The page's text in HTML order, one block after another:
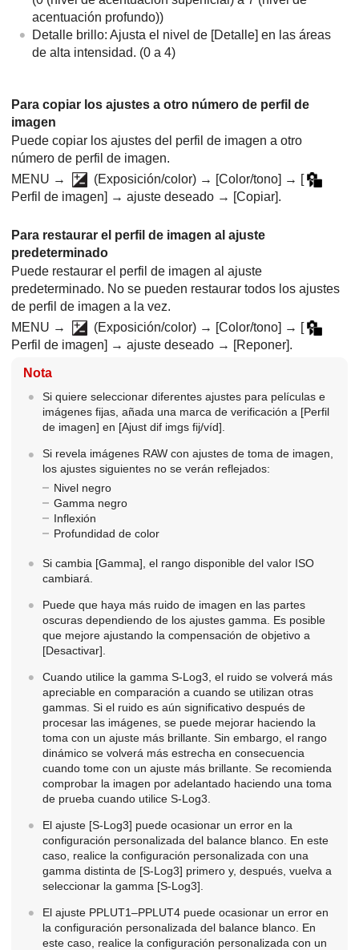
acentuación profundo))
Detalle brillo: Ajusta el nivel de [Detalle] en las áreas
de alta intensidad. (0 a 4)
Para copiar los ajustes a otro número de perfil de
imagen
Puede copiar los ajustes del perfil de imagen a otro
número de perfil de imagen.
MENU → (Exposición/color) → [Color/tono] → [
Perfil de imagen] → ajuste deseado → [Copiar].
Para restaurar el perfil de imagen al ajuste
predeterminado
Puede restaurar el perfil de imagen al ajuste
predeterminado. No se pueden restaurar todos los ajustes
de perfil de imagen a la vez.
MENU → (Exposición/color) → [Color/tono] → [
Perfil de imagen] → ajuste deseado → [Reponer].
Nota
Si quiere seleccionar diferentes ajustes para películas e
imágenes fijas, añada una marca de verificación a [Perfil
de imagen] en [Ajust dif imgs fij/víd]
Si revela imágenes RAW con ajustes de toma de imagen,
los ajustes siguientes no se verán reflejados:
Nivel negro
Gamma negro
Inflexión
Profundidad de color
Si cambia [Gamma] , el rango disponible del valor ISO
cambiará.
Puede que haya más ruido de imagen en las partes
oscuras dependiendo de los ajustes gamma. Es posible
que mejore ajustando la compensación de objetivo a
[Desactivar]
Cuando utilice la gamma S-Log3, el ruido se volverá más
apreciable en comparación a cuando se utilizan otras
gammas. Si el ruido es aún significativo después de
procesar las imágenes, se puede mejorar haciendo la
toma con un ajuste más brillante. Sin embargo, el rango
dinámico se volverá más estrecha en consecuencia
cuando tome con un ajuste más brillante. Se recomienda
comprobar la imagen por adelantado haciendo una toma
de prueba cuando utilice S-Log3.
El ajuste [S-Log3] puede ocasionar un error en la
configuración personalizada del balance blanco. En este
caso, realice la configuración personalizada con una
gamma distinta de [S-Log3] primero y, después, vuelva a
seleccionar la gamma [S-Log3]
El ajuste PPLUT1–PPLUT4 puede ocasionar un error en
la configuración personalizada del balance blanco. En
este caso, realice la configuración personalizada con un